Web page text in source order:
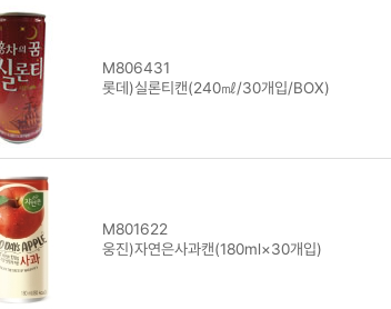
M806431
롯데)실론티캔(240㎖/30개입/BOX)
M801622
웅진)자연은사과캔(180ml×30개입)